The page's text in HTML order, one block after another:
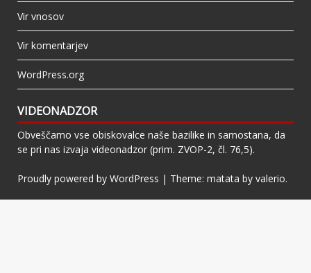
Vir vnosov
Vir komentarjev
WordPress.org
VIDEONADZOR
Obveščamo vse obiskovalce naše bazilike in samostana, da
se pri nas izvaja videonadzor (prim. ZVOP-2, čl. 76,5).
Proudly powered by WordPress | Theme: matata by valerio.